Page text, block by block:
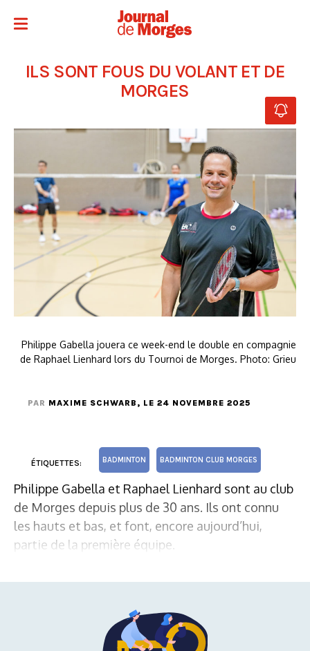
ILS SONT FOUS DU VOLANT ET DE
MORGES
Philippe Gabella jouera ce week-end le double en compagnie
de Raphael Lienhard lors du Tournoi de Morges. Photo: Grieu
PAR MAXIME SCHWARB , LE 24 NOVEMBRE 2025
ÉTIQUETTES: BADMINTON BADMINTON CLUB MORGES
Philippe Gabella et Raphael Lienhard sont au club
de Morges depuis plus de 30 ans. Ils ont connu
les hauts et bas, et font, encore aujourd’hui,
partie de la première équipe.